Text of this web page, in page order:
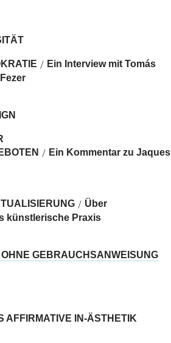
/ Ein Interview mit Tomás
/ Ein Kommentar zu Jaques
/ Über
künstlerische Praxis
GEBRAUCHSANWEISUNG
AFFIRMATIVE IN-ÄSTHETIK